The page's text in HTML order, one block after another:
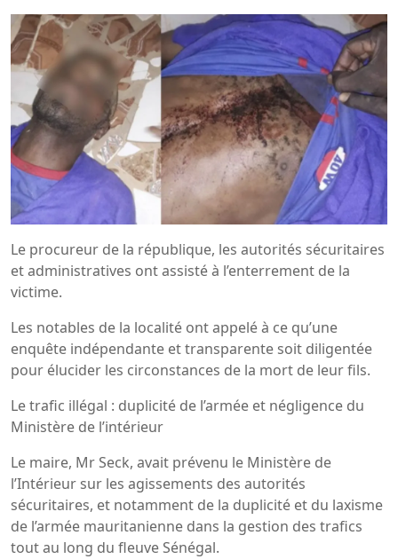
Le procureur de la république, les autorités sécuritaires
et administratives ont assisté à l’enterrement de la
victime.
Les notables de la localité ont appelé à ce qu’une
enquête indépendante et transparente soit diligentée
pour élucider les circonstances de la mort de leur fils.
Le trafic illégal : duplicité de l’armée et négligence du
Ministère de l’intérieur
Le maire, Mr Seck, avait prévenu le Ministère de
l’Intérieur sur les agissements des autorités
sécuritaires, et notamment de la duplicité et du laxisme
de l’armée mauritanienne dans la gestion des trafics
tout au long du fleuve Sénégal.